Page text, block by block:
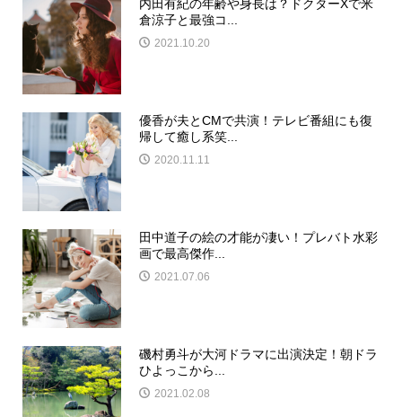
内田有紀の年齢や身長は？ドクターXで米
倉涼子と最強コ...
2021.10.20
優香が夫とCMで共演！テレビ番組にも復
帰して癒し系笑...
2020.11.11
田中道子の絵の才能が凄い！プレバト水彩
画で最高傑作...
2021.07.06
磯村勇斗が大河ドラマに出演決定！朝ドラ
ひよっこから...
2021.02.08